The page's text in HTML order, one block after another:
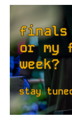
dzīvi LU EZTF
leģendāro “Sējienu”? 🐱 Šī
palīdzēs tev